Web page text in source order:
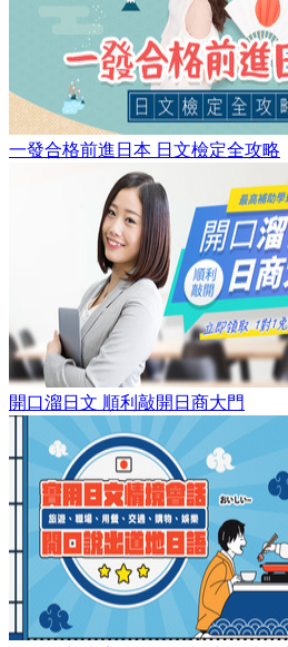
一發合格前進日本 日文檢定全攻略
開口溜日文 順利敲開日商大門